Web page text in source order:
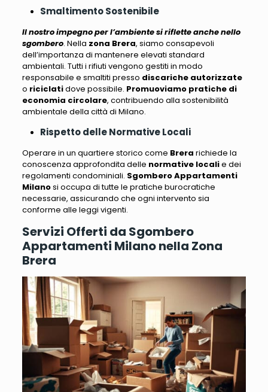
Smaltimento Sostenibile
Il nostro impegno per l’ambiente si riflette anche nello
sgombero. Nella zona Brera, siamo consapevoli
dell’importanza di mantenere elevati standard
ambientali. Tutti i rifiuti vengono gestiti in modo
responsabile e smaltiti presso discariche autorizzate
o riciclatidove possibile. Promuoviamo pratiche di
economia circolare, contribuendo alla sostenibilità
ambientale della città di Milano.
Rispetto delle Normative Locali
Operare in un quartiere storico come Brera richiede la
conoscenza approfondita delle normative localie dei
regolamenti condominiali. Sgombero Appartamenti
Milanosi occupa di tutte le pratiche burocratiche
necessarie, assicurando che ogni intervento sia
conforme alle leggi vigenti.
Servizi Offerti da Sgombero
Appartamenti Milano nella Zona
Brera